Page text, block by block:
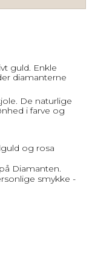
guld. Enkle
diamanterne
De naturlige
i farve og
og rosa
Diamanten.
smykke -